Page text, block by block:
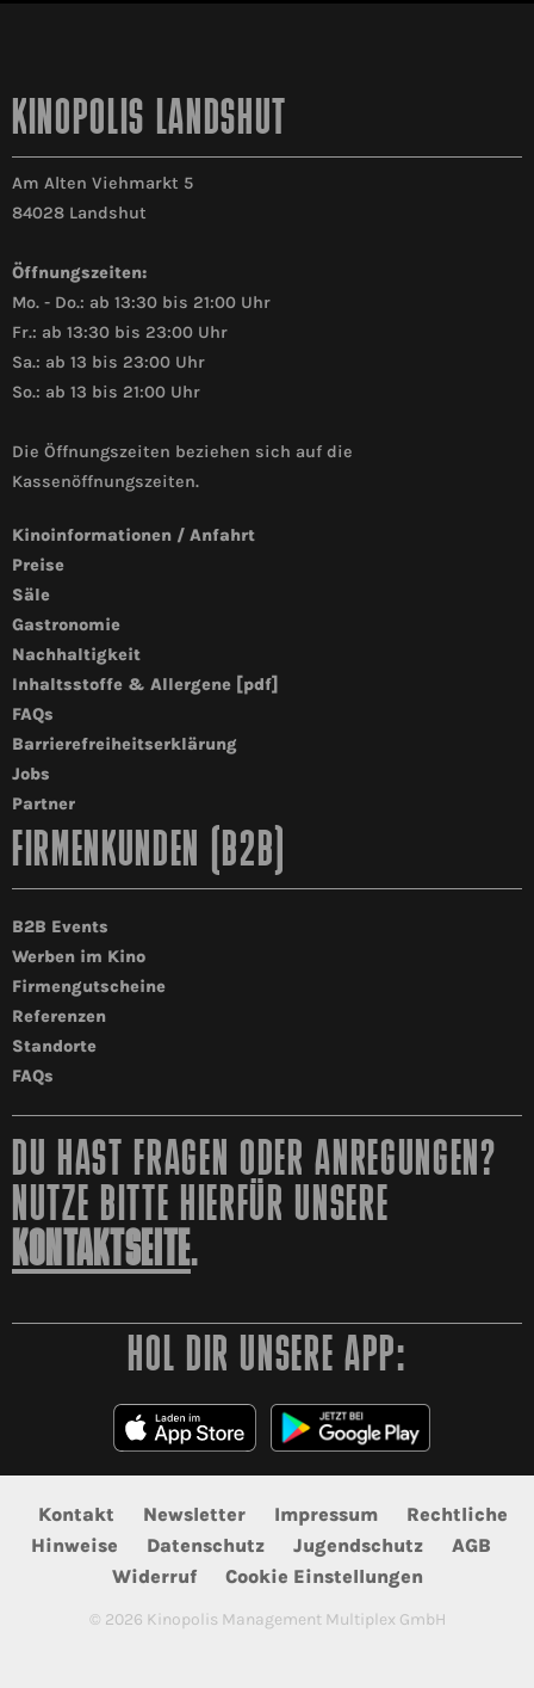
KINOPOLIS LANDSHUT
Am Alten Viehmarkt 5
84028 Landshut
Öffnungszeiten:
Mo. - Do.: ab 13:30 bis 21:00 Uhr
Fr.: ab 13:30 bis 23:00 Uhr
Sa.: ab 13 bis 23:00 Uhr
So.: ab 13 bis 21:00 Uhr
Die Öffnungszeiten beziehen sich auf die
Kassenöffnungszeiten.
Kinoinformationen / Anfahrt
Preise
Säle
Gastronomie
Nachhaltigkeit
Inhaltsstoffe & Allergene [pdf]
FAQs
Barrierefreiheitserklärung
Jobs
Partner
FIRMENKUNDEN (B2B)
B2B Events
Werben im Kino
Firmengutscheine
Referenzen
Standorte
FAQs
DU HAST FRAGEN ODER ANREGUNGEN?
NUTZE BITTE HIERFÜR UNSERE
KONTAKTSEITE.
HOL DIR UNSERE APP:
Kontakt Newsletter Impressum
Rechtliche
Hinweise
Datenschutz Jugendschutz
AGB
Widerruf
Cookie Einstellungen
© 2026 Kinopolis Management Multiplex GmbH